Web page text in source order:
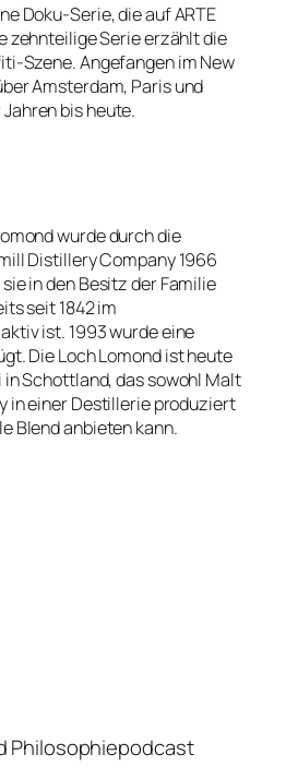
Doku-Serie, die auf ARTE
zehnteilige Serie erzählt die
Szene. Angefangen im New
Amsterdam, Paris und
bis heute.
wurde durch die
Distillery Company 1966
in den Besitz der Familie
seit 1842 im
ist. 1993 wurde eine
Die Loch Lomond ist heute
Schottland, das sowohl Malt
in einer Destillerie produziert
Blend anbieten kann.
Philosophiepodcast